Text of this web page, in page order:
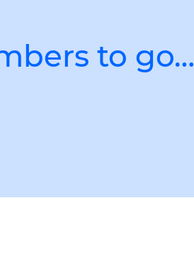
to go…